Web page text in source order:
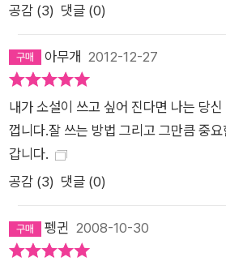
공감 (3) 댓글 (0)
아무개 2012-12-27
내가 소설이 쓰고 싶어 진다면 나는 당
껍니다.잘 쓰는 방법 그리고 그만큼 중
갑니다.
공감 (3) 댓글 (0)
펭귄 2008-10-30